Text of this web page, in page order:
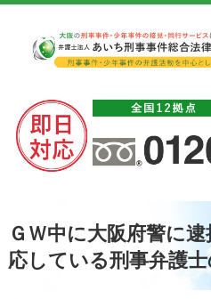
ＧＷ中に大阪府警に
応している刑事弁護